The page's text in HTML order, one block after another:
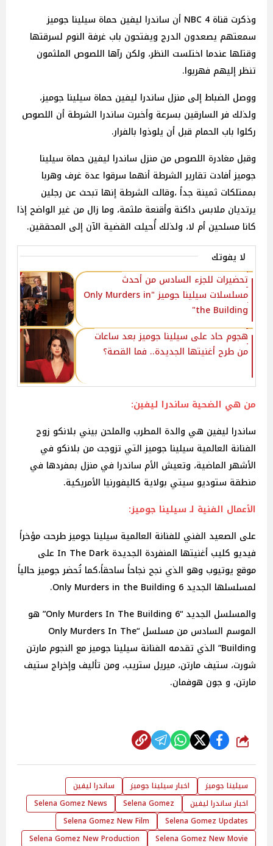
وذكرت قناة NBC 4 أن ساندرا ليفين حماة سيلينا جوميز
سمعتهم يصعدون الدرج ويفتحون باب غرفة النوم لسرقتها
وقتلها عندما اختلست النظر، ولكن رآها اللصوص الملثمون
تنظر إليهم فهربوا.
ووصل الضباط إلى منزل ساندرا ليفين حماة سيلينا جوميز،
ولذلك فر السارقين بسرعة وأخبرت ساندرا الشرطة أن اللصوص
ركلوا باب الحمام قبل أن يلوذوا بالفرار.
وقبل مغادرة اللصوص من منزل ساندرا ليفين حماة سيلينا
جوميز أفادت تقارير الشرطة أنهما سرقوا عدة غرف وهربا
بممتلكات ثمينة جداً ،وقالت الشرطة إنها تبحث عن رجلين
يرتديان ملابس داكنة وأقنعة ملثمة، وما زال من غير الواضح إذا
كانا مسلحين أم لا، ولذلك أُحيلت القضية الآن إلى المحققين.
لا يفوتك
تحضيرات للجزء السادس من أحدث
مسلسلات سيلينا جوميز "Only Murders in
the Building"
هجوم حاد على سيلينا جوميز بعد ساعات
من طرح أغنيتها الجديدة.. فما القصة؟
من هي الضحية ساندرا ليفين:
ساندرا ليفين هي والدة المطرب والملحن بيني بلانكو زوج
الفنانة العالمية سيلينا جوميز التي تزوجت من بلانكو في
الأشهر الماضية، وتعيش الأم ساندرا في منزل بمفردها في
منطقة ستوديو سيتي بولاية كاليفورنيا الأمريكية.
الأعمال الفنية لـ سيلينا جوميز:
على الصعيد الفني للفنانة العالمية سيلينا جوميز طرحت مؤخراً
فيديو كليب أغنيتها المنفردة الجديدة In The Dark على
موقع يوتيوب وهو الذي نجح نجاحاً ساحقاً،كما تُحضر جوميز حالياً
لمسلسلها الجديد 6 Only Murders in the Building.
والمسلسل الجديد “6 Only Murders In The Building” هو
الموسم السادس من مسلسل “Only Murders In The
Building” الذي تقدمه الفنانة سيلينا جوميز مع النجوم مارتن
شورت، ستيف مارتن، ميريل ستريب، ومن تأليف وإخراج ستيف
مارتن، و جون هوفمان.
شارك
سيلينا جوميز اخبار سيلينا جوميز
ساندرا ليفين
اخبار ساندرا ليفين
Selena Gomez
Selena Gomez News
Selena Gomez Updates
Selena Gomez New Film
Selena Gomez New Movie
Selena Gomez New Production